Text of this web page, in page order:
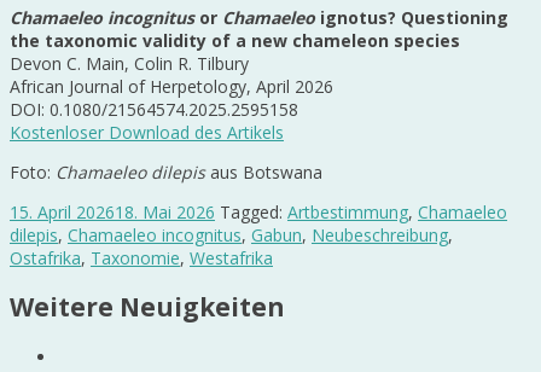
Chamaeleo incognitusor Chamaeleo ignotus? Questioning
the taxonomic validity of a new chameleon species
Devon C. Main, Colin R. Tilbury
African Journal of Herpetology, April 2026
DOI: 0.1080/21564574.2025.2595158
Kostenloser Download des Artikels
Foto: Chamaeleo dilepisaus Botswana
15. April 202618. Mai 2026 Tagged: Artbestimmung, Chamaeleo
dilepis, Chamaeleo incognitus, Gabun, Neubeschreibung,
Ostafrika, Taxonomie, Westafrika
Weitere Neuigkeiten